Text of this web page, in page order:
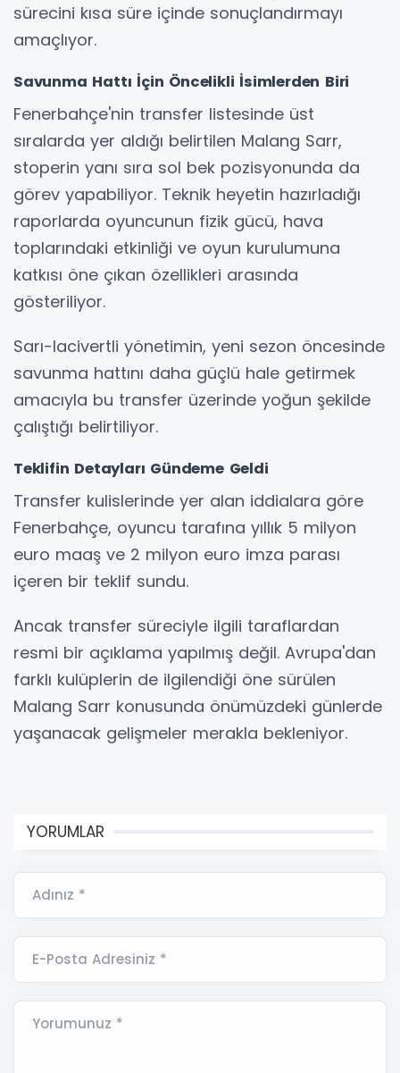
sürecini kısa süre içinde sonuçlandırmayı
amaçlıyor.
Savunma Hattı İçin Öncelikli İsimlerden Biri
Fenerbahçe'nin transfer listesinde üst
sıralarda yer aldığı belirtilen Malang Sarr,
stoperin yanı sıra sol bek pozisyonunda da
görev yapabiliyor. Teknik heyetin hazırladığı
raporlarda oyuncunun fizik gücü, hava
toplarındaki etkinliği ve oyun kurulumuna
katkısı öne çıkan özellikleri arasında
gösteriliyor.
Sarı-lacivertli yönetimin, yeni sezon öncesinde
savunma hattını daha güçlü hale getirmek
amacıyla bu transfer üzerinde yoğun şekilde
çalıştığı belirtiliyor.
Teklifin Detayları Gündeme Geldi
Transfer kulislerinde yer alan iddialara göre
Fenerbahçe, oyuncu tarafına yıllık 5 milyon
euro maaş ve 2 milyon euro imza parası
içeren bir teklif sundu.
Ancak transfer süreciyle ilgili taraflardan
resmi bir açıklama yapılmış değil. Avrupa'dan
farklı kulüplerin de ilgilendiği öne sürülen
Malang Sarr konusunda önümüzdeki günlerde
yaşanacak gelişmeler merakla bekleniyor.
YORUMLAR
Adınız *
E-Posta Adresiniz *
Yorumunuz *